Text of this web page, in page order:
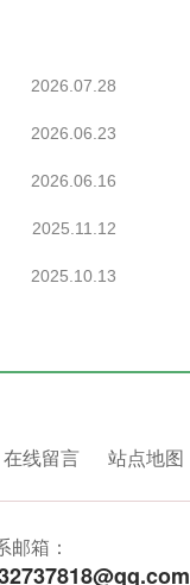
2026.07.28
2026.06.23
2026.06.16
2025.11.12
2025.10.13
在线留言 站点地图
邮箱：